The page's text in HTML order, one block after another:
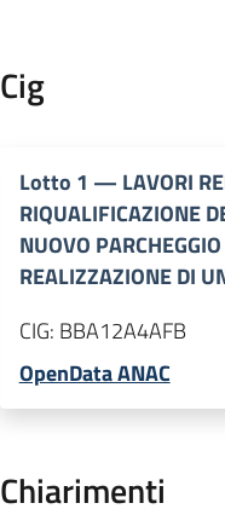
Cig
Lotto 1 — LAVORI
RIQUALIFICAZIONE
NUOVO
REALIZZAZIONE DI
CIG: BBA12A4AFB
OpenData ANAC
Chiarimenti